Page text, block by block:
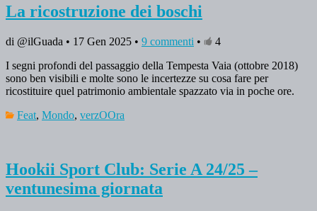
La ricostruzione dei boschi
di @ilGuada • 17 Gen 2025 • 9 commenti •
4
I segni profondi del passaggio della Tempesta Vaia (ottobre 2018)
sono ben visibili e molte sono le incertezze su cosa fare per
ricostituire quel patrimonio ambientale spazzato via in poche ore.
Feat, Mondo, verzOOra
Hookii Sport Club: Serie A 24/25 –
ventunesima giornata